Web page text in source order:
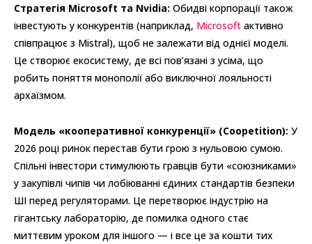
Стратегія Microsoft та Nvidia: Обидві корпорації також
інвестують у конкурентів (наприклад, Microsoft активно
співпрацює з Mistral), щоб не залежати від однієї моделі.
Це створює екосистему, де всі пов’язані з усіма, що
робить поняття монополії або виключної лояльності
архаїзмом.
Модель «кооперативної конкуренції» (Coopetition): У
2026 році ринок перестав бути грою з нульовою сумою.
Спільні інвестори стимулюють гравців бути «союзниками»
у закупівлі чипів чи лобіюванні єдиних стандартів безпеки
ШІ перед регуляторами. Це перетворює індустрію на
гігантську лабораторію, де помилка одного стає
миттєвим уроком для іншого — і все це за кошти тих